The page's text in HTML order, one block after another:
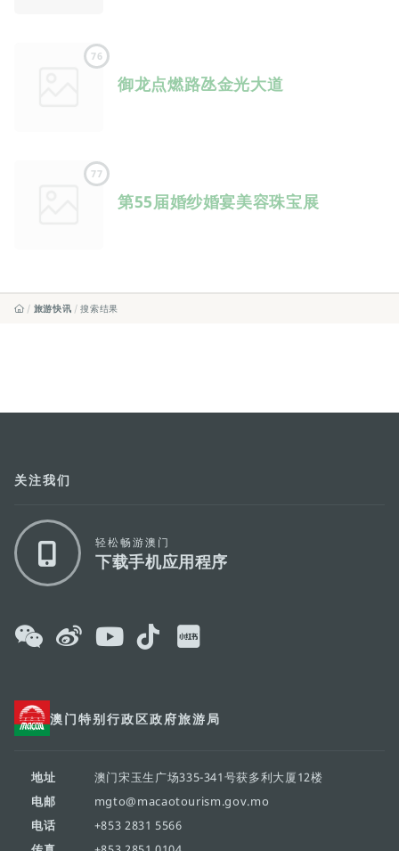
76
御龙点燃路氹金光大道
77
第55届婚纱婚宴美容珠宝展
旅游快讯 搜索结果
澳门特别行政区政府旅游局
地址
澳门宋玉生广场335-341号获多利大厦12楼
电邮
mgto@macaotourism.gov.mo
电话
+853 2831 5566
关注我们
轻松畅游澳门
下载手机应用程序